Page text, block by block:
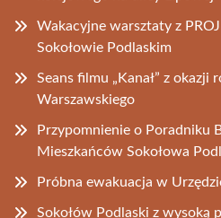
Wakacyjne warsztaty z
Sokołowie Podlaskim
Seans filmu „Kanał” z okazji
Warszawskiego
Przypomnienie o Poradniku
Mieszkańców Sokołowa
Próbna ewakuacja w
Sokołów Podlaski z wysoką